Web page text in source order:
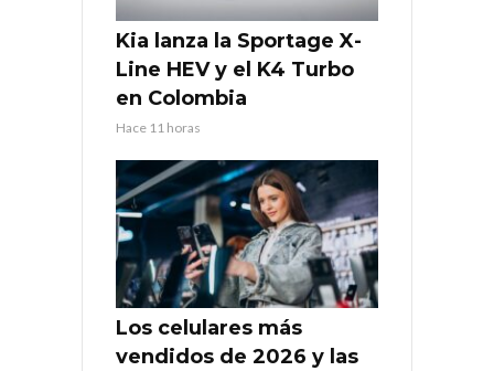
Kia lanza la Sportage X-
Line HEV y el K4 Turbo
en Colombia
Hace 11 horas
Los celulares más
vendidos de 2026 y las